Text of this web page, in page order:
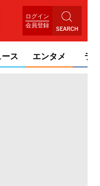
ログイン
会員登録
ース エンタメ ライ